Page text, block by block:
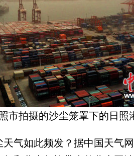
市拍摄的沙尘笼罩下的日照
如此频发？据中国天气网